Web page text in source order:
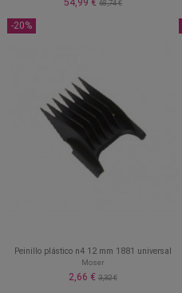
54,99 € 68,74 €
-20%
Peinillo plástico n4 12 mm 1881 universal
Moser
2,66 € 3,32 €